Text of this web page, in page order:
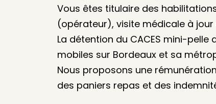
Vous êtes titulaire des
(opérateur), visite médicale à jour
La détention du CACES mini-
mobiles sur Bordeaux et sa
Nous proposons une
des paniers repas et des